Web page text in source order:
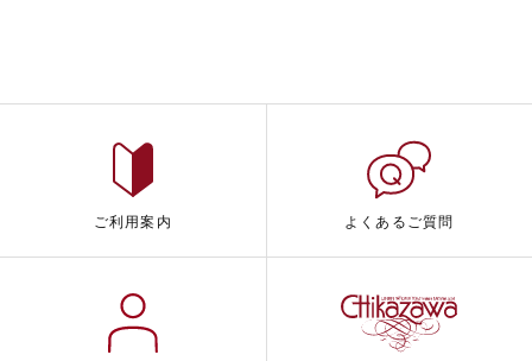
ご利用案内 よくあるご質問